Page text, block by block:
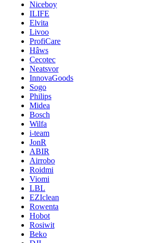
Niceboy
ILIFE
Elvita
Livoo
ProfiCare
Hâws
Cecotec
Neatsvor
InnovaGoods
Sogo
Philips
Midea
Bosch
Wilfa
i-team
JonR
ABIR
Airrobo
Roidmi
Viomi
LBL
EZIclean
Rowenta
Hobot
Rosiwit
Beko